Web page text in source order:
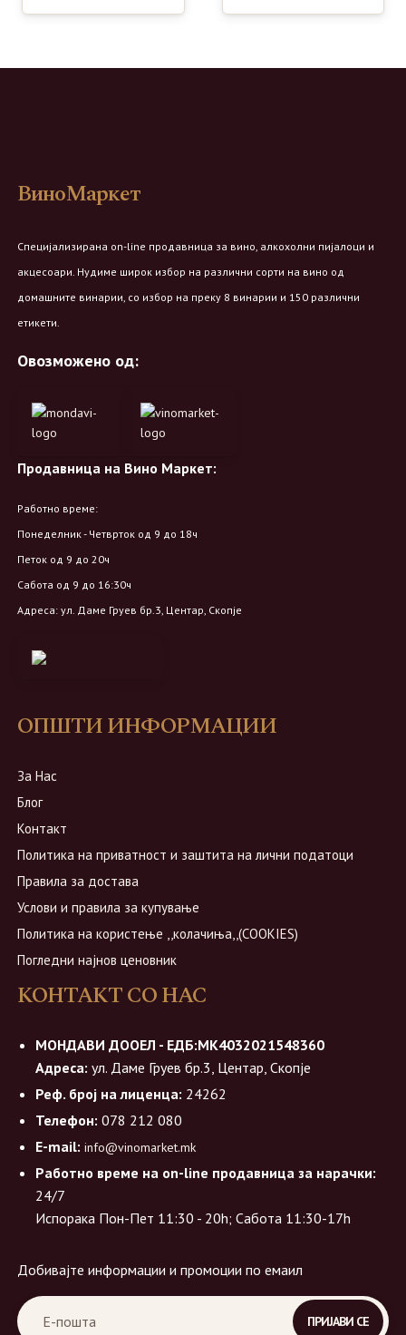
ВиноМаркет
Специјализирана on-line продавница за вино, алкохолни пијалоци и
акцесоари. Нудиме широк избор на различни сорти на вино од
домашните винарии, со избор на преку 8 винарии и 150 различни
етикети.
Овозможено од:
Продавница на Вино Маркет:
Работно време:
Понеделник - Четврток од 9 до 18ч
Петок од 9 до 20ч
Сабота од 9 до 16:30ч
Адреса: ул. Даме Груев бр.3, Центар, Скопје
ОПШТИ ИНФОРМАЦИИ
За Нас
Блог
Контакт
Политика на приватност и заштита на лични податоци
Правила за достава
Услови и правила за купување
Политика на користење ,,колачиња,,(COOKIES)
Погледни најнов ценовник
КОНТАКТ СО НАС
МОНДАВИ ДООЕЛ - ЕДБ:МК4032021548360
Адреса: ул. Даме Груев бр.3, Центар, Скопје
Реф. број на лиценца: 24262
Телефон: 078 212 080
E-mail: info@vinomarket.mk
Работно време на on-line продавница за нарачки:
24/7
Испорака Пон-Пет 11:30 - 20h; Сабота 11:30-17h
Добивајте информации и промоции по емаил